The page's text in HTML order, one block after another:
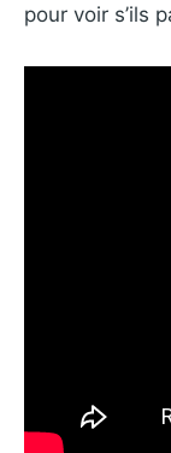
pour voir s’ils